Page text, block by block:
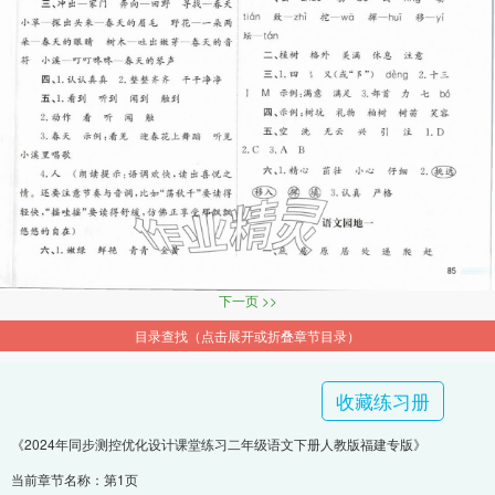
下一页 >>
目录查找（点击展开或折叠章节目录）
收藏练习册
《2024年同步测控优化设计课堂练习二年级语文下册人教版福建专版》
当前章节名称：第1页